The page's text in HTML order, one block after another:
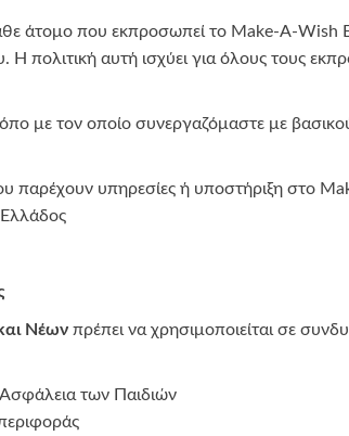
άτομο που εκπροσωπεί το Make-A-
Η πολιτική αυτή ισχύει για όλους τους
με τον οποίο συνεργαζόμαστε με
παρέχουν υπηρεσίες ή υποστήριξη στο
Νέων πρέπει να χρησιμοποιείται σε
των Παιδιών